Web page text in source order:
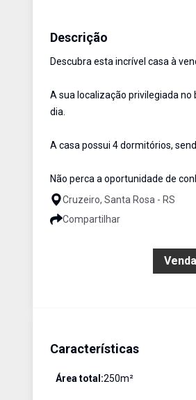
Descrição
Descubra esta incrível casa à
A sua localização privilegiada
dia.
A casa possui 4 dormitórios,
Não perca a oportunidade de
Cruzeiro, Santa Rosa - RS
Compartilhar
Venda
Características
Área total:250m²